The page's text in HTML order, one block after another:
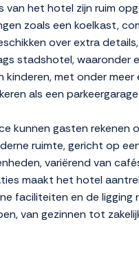
van het hotel zijn ruim
zoals een koelkast,
over extra
stadshotel, waaronder
kinderen, met onder
als een
kunnen gasten
ruimte, gericht op
variërend van
maakt het hotel
faciliteiten en de
van gezinnen tot